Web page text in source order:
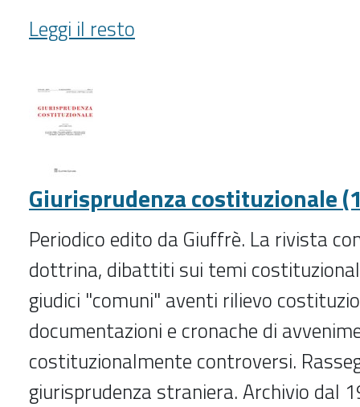
Giurisprudenza
Commerciale
Leggi il resto
Giurisprudenza costituzionale
Periodico edito da Giuffrè. La rivista
dottrina, dibattiti sui temi
giudici "comuni" aventi rilievo
documentazioni e cronache di
costituzionalmente controversi.
giurisprudenza straniera. Archivio dal